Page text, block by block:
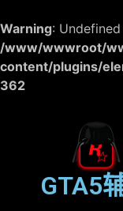
Warning:
/www/wwwroot/
content/plugins/
362
GTA5